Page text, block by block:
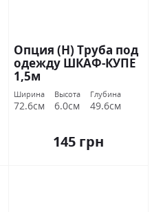
Опция (Н) Труба под
одежду ШКАФ-КУПЕ
1,5м
Ширина
72.6см
Высота
6.0см
Глубина
49.6см
145 грн